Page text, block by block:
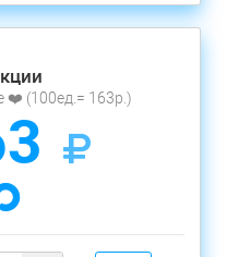
❤️ (100ед.= 163р.)